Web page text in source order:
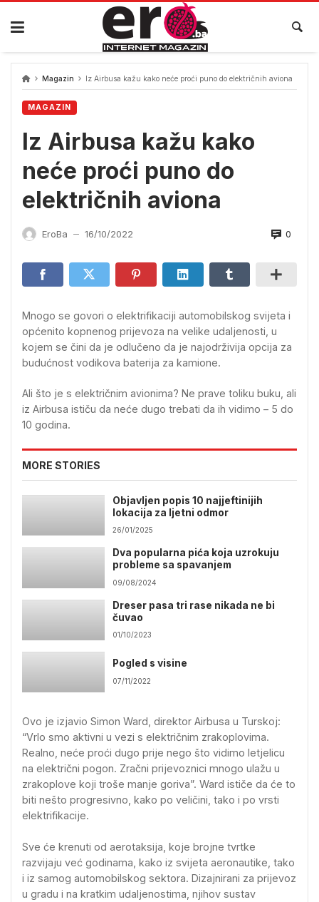
Skip
content
Magazin Iz Airbusa kažu kako neće proći puno do električnih aviona
MAGAZIN
Iz Airbusa kažu kako
neće proći puno do
električnih aviona
EroBa — 16/10/2022 0
Mnogo se govori o elektrifikaciji automobilskog svijeta i
općenito kopnenog prijevoza na velike udaljenosti, u
kojem se čini da je odlučeno da je najodrživija opcija za
budućnost vodikova baterija za kamione.
Ali što je s električnim avionima? Ne prave toliku buku, ali
iz Airbusa ističu da neće dugo trebati da ih vidimo – 5 do
10 godina.
MORE STORIES
Objavljen popis 10 najjeftinijih
lokacija za ljetni odmor
26/01/2025
Dva popularna pića koja uzrokuju
probleme sa spavanjem
09/08/2024
Dreser pasa tri rase nikada ne bi
čuvao
01/10/2023
Pogled s visine
07/11/2022
Ovo je izjavio Simon Ward, direktor Airbusa u Turskoj:
“Vrlo smo aktivni u vezi s električnim zrakoplovima.
Realno, neće proći dugo prije nego što vidimo letjelicu
na električni pogon. Zračni prijevoznici mnogo ulažu u
zrakoplove koji troše manje goriva”. Ward ističe da će to
biti nešto progresivno, kako po veličini, tako i po vrsti
elektrifikacije.
Sve će krenuti od aerotaksija, koje brojne tvrtke
razvijaju već godinama, kako iz svijeta aeronautike, tako
i iz samog automobilskog sektora. Dizajnirani za prijevoz
u gradu i na kratkim udaljenostima, njihov sustav